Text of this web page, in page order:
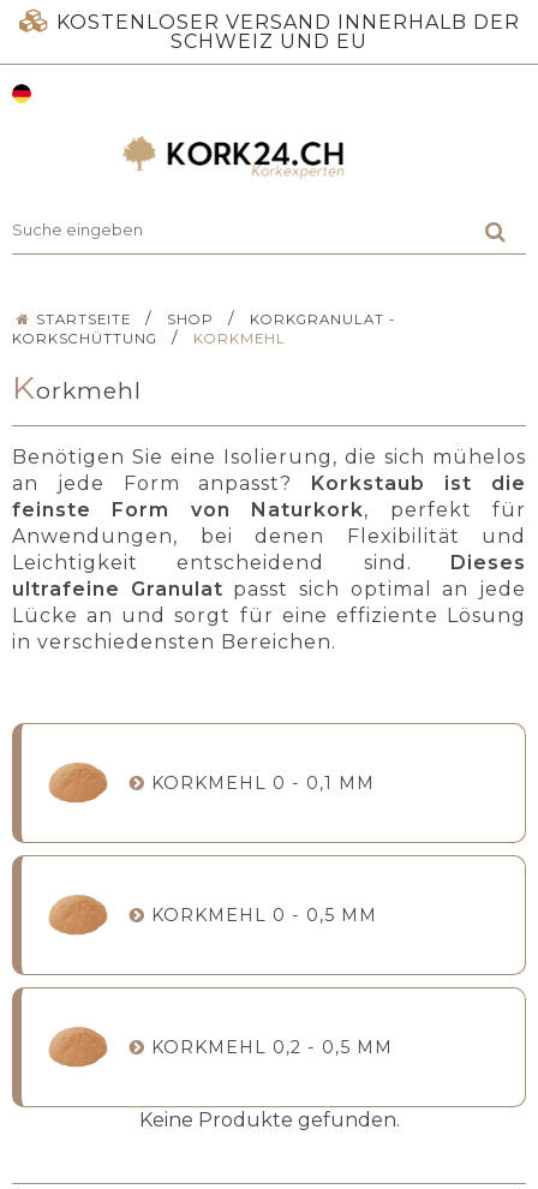
KOSTENLOSER VERSAND INNERHALB DER
SCHWEIZ UND EU
STARTSEITE / SHOP /
KORKGRANULAT -
KORKSCHÜTTUNG
/ KORKMEHL
Korkmehl
Benötigen Sie eine Isolierung, die sich mühelos
an jede Form anpasst?
Korkstaub ist die
feinste Form von Naturkork, perfekt für
Anwendungen, bei denen Flexibilität und
Leichtigkeit entscheidend sind.
Dieses
ultrafeine Granulat passt sich optimal an jede
Lücke an und sorgt für eine effiziente Lösung
in verschiedensten Bereichen.
KORKMEHL 0 - 0,1 MM
KORKMEHL 0 - 0,5 MM
KORKMEHL 0,2 - 0,5 MM
Keine Produkte gefunden.